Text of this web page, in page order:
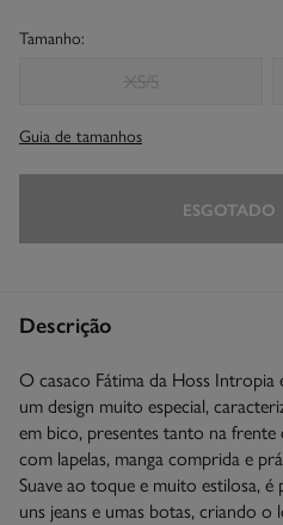
Tamanho:
XS/S
Guia de tamanhos
ESGOTADO
Descrição
O casaco Fátima da Hoss Intropia
um design muito especial,
em bico, presentes tanto na
com lapelas, manga comprida e
Suave ao toque e muito estilosa,
uns jeans e umas botas, criando o